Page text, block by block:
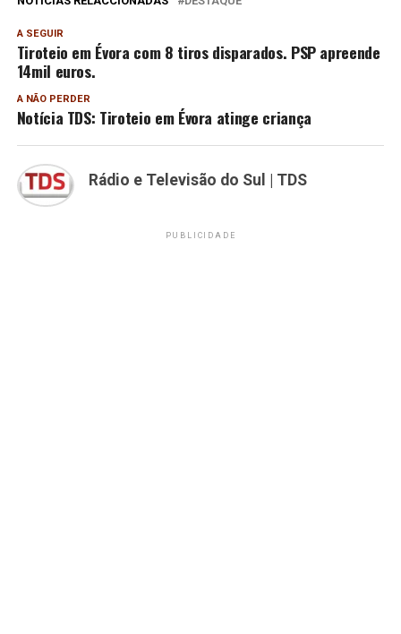
A SEGUIR
Tiroteio em Évora com 8 tiros disparados. PSP apreende
14mil euros.
A NÃO PERDER
Notícia TDS: Tiroteio em Évora atinge criança
Rádio e Televisão do Sul | TDS
PUBLICIDADE